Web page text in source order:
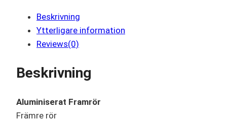
Beskrivning
Ytterligare information
Reviews(0)
Beskrivning
Aluminiserat Framrör
Främre rör